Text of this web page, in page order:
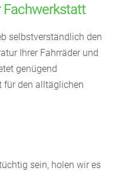
Fachwerkstatt
selbstverständlich den
Ihrer Fahrräder und
genügend
für den alltäglichen
sein, holen wir es